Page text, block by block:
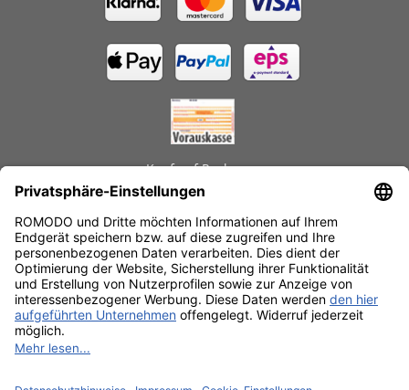
Kauf auf Rechnung
Schnelle Lieferzeiten
Käuferschutz
Datenschutz
SSL-Verschlüsselung